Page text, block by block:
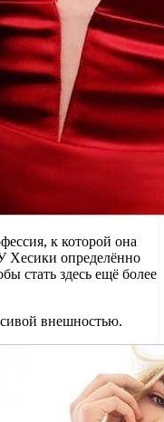
к которой она
Хесики определённо
стать здесь ещё более
внешностью.